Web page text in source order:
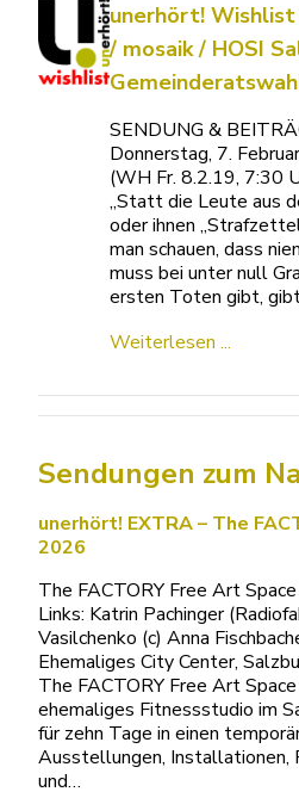
unerhört! Wishlist
/ mosaik / HOSI
SENDUNG &
Donnerstag, 7.
(WH Fr. 8.2.19, 7:30
„Statt die Leute aus
oder ihnen
man schauen, dass
muss bei unter null
ersten Toten gibt,
Weiterlesen ...
Sendungen zum
unerhört! EXTRA – The
2026
The FACTORY Free Art
Links: Katrin Pachinger
Vasilchenko (c) Anna
Ehemaliges City Center,
The FACTORY Free Art
ehemaliges Fitnessstudio im
für zehn Tage in einen
Ausstellungen, Installationen,
und…